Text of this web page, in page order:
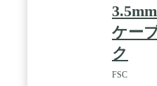
ケー
ク
FSC